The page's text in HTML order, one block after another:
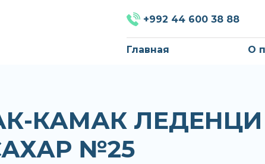
+992 44 600 38 88
Главная О
КАМАК ЛЕДЕНЦИ
№25